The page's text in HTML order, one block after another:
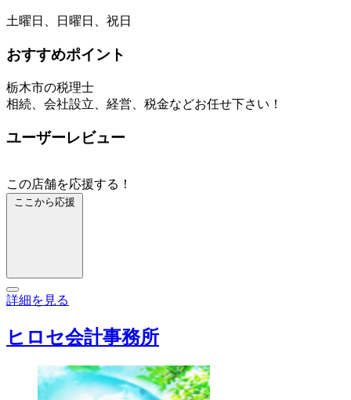
土曜日、日曜日、祝日
おすすめポイント
栃木市の税理士
相続、会社設立、経営、税金などお任せ下さい！
ユーザーレビュー
この店舗を応援する！
ここから応援
詳細を見る
ヒロセ会計事務所